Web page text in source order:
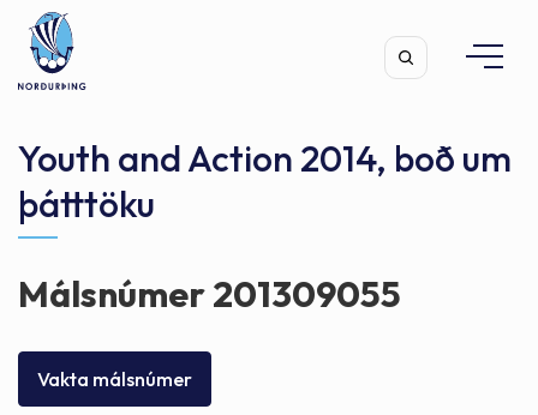
Leita
Youth and Action 2014, boð um
þátttöku
Málsnúmer 201309055
Vakta málsnúmer